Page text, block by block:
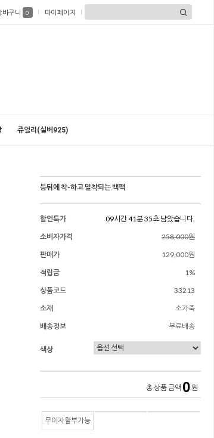
바구니 0 마이페이지
쥬얼리(실버925)
등뒤에 착-하고 밀착되는 백팩
할인특가
09시간 41분 33초 남았습니다.
소비자가격
258,000원
판매가
129,000원
적립금
1%
상품코드
33213
소재
소가죽
배송정보
무료배송
색상
총 상품 금액 0 원
무이자할부가능